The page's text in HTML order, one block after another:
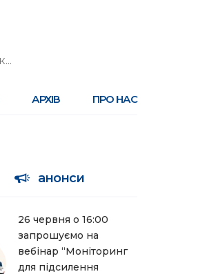
АРХІВ ПРО НАС
анонси
26 червня о 16:00
запрошуємо на
вебінар “Моніторинг
для підсилення